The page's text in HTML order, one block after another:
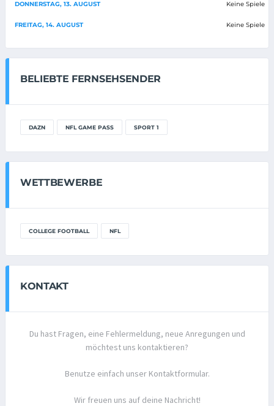
DONNERSTAG, 13. AUGUST Keine Spiele
FREITAG, 14. AUGUST Keine Spiele
BELIEBTE FERNSEHSENDER
DAZN NFL GAME PASS SPORT 1
WETTBEWERBE
COLLEGE FOOTBALL NFL
KONTAKT
Du hast Fragen, eine Fehlermeldung, neue Anregungen und
möchtest uns kontaktieren?
Benutze einfach unser Kontaktformular.
Wir freuen uns auf deine Nachricht!